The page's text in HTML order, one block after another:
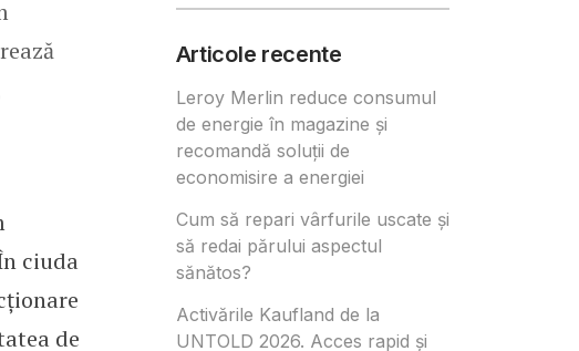
ciuda
de
Articole recente
Leroy Merlin reduce consumul
de energie în magazine și
recomandă soluții de
economisire a energiei
Cum să repari vârfurile uscate și
să redai părului aspectul
sănătos?
Activările Kaufland de la
UNTOLD 2026. Acces rapid și